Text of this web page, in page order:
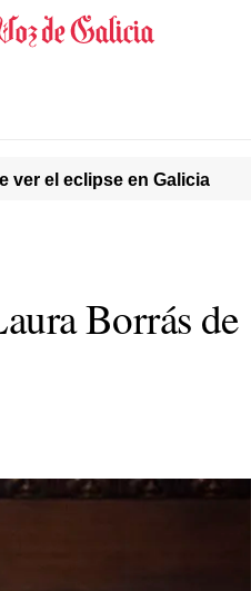
ver el eclipse en Galicia
Borrás de